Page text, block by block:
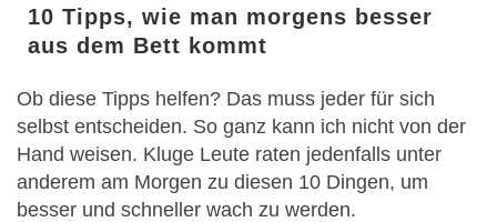
10 Tipps, wie man morgens besser
aus dem Bett kommt
Ob diese Tipps helfen? Das muss jeder für sich
selbst entscheiden. So ganz kann ich nicht von der
Hand weisen. Kluge Leute raten jedenfalls unter
anderem am Morgen zu diesen 10 Dingen, um
besser und schneller wach zu werden.